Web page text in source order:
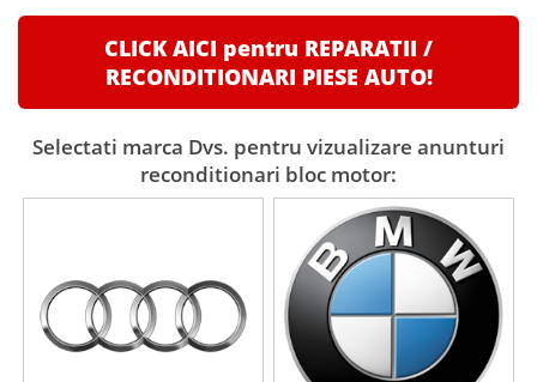
CLICK AICI pentru REPARATII /
RECONDITIONARI PIESE AUTO!
Selectati marca Dvs. pentru vizualizare anunturi
reconditionari bloc motor: